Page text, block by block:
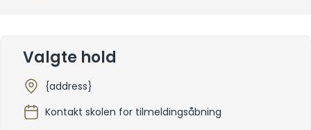
Valgte hold
{address}
Kontakt skolen for tilmeldingsåbning